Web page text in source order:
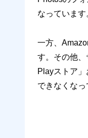
なっています
一方、
す。その他
Playストア
できなくなっ